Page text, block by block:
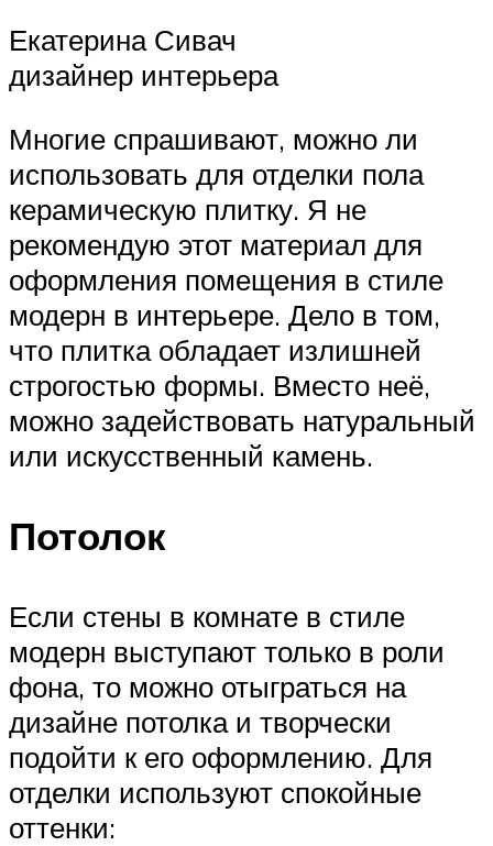
Екатерина Сивач
дизайнер интерьера
Многие спрашивают, можно ли
использовать для отделки пола
керамическую плитку. Я не
рекомендую этот материал для
оформления помещения в стиле
модерн в интерьере. Дело в том,
что плитка обладает излишней
строгостью формы. Вместо неё,
можно задействовать натуральный
или искусственный камень.
Потолок
Если стены в комнате в стиле
модерн выступают только в роли
фона, то можно отыграться на
дизайне потолка и творчески
подойти к его оформлению. Для
отделки используют спокойные
оттенки: